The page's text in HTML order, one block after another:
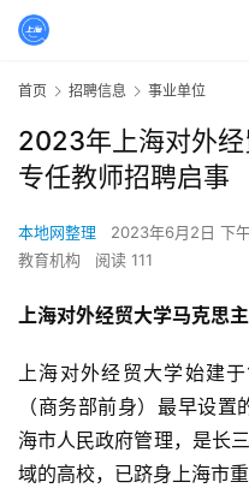
首页 招聘信息 事业单位
2023年上海对外
专任教师招聘启事
本地网整理 2023年6月2日 下
教育机构
阅读 111
上海对外经贸大学马克思
上海对外经贸大学始建
（商务部前身）最早设
海市人民政府管理，是长
域的高校，已跻身上海市